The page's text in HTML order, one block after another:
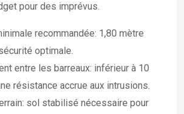
pour des imprévus.
recommandée: 1,80 mètre
optimale.
entre les barreaux: inférieur à 10
résistance accrue aux intrusions.
sol stabilisé nécessaire pour